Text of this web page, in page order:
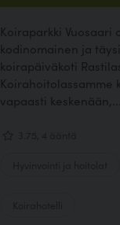
Koiraparkki Vuosaari
kodinomainen ja
koirapäiväkoti
Koirahoitolassamme
vapaasti keskenään,...